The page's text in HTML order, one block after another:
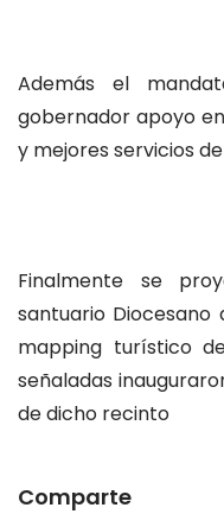
Además el
gobernador apoyo
y mejores servicios
Finalmente se
santuario Diocesano
mapping turístico
señaladas
de dicho recinto
Comparte